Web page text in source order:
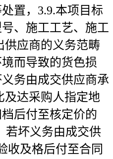
置，3.9.本项目标
、施工工艺、施工
供应商的义务范畴
而导致的货色损
务由成交供应商承
及达采购人指定地
后付至核定价的
若坏义务由成交供
收及格后付至合同